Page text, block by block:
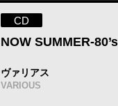
CD
NOW SUMMER-
ヴァリアス
VARIOUS